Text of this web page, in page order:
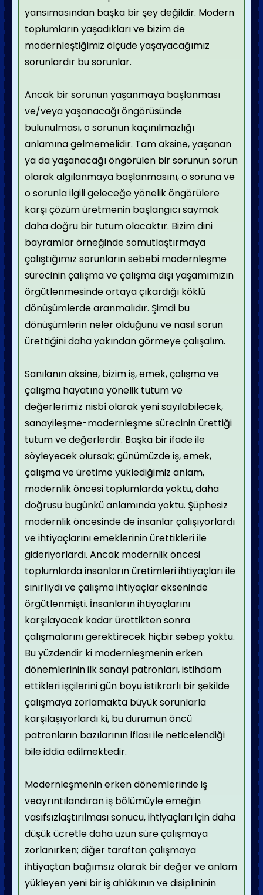
yansımasından başka bir şey değildir. Modern
toplumların yaşadıkları ve bizim de
modernleştiğimiz ölçüde yaşayacağımız
sorunlardır bu sorunlar.
Ancak bir sorunun yaşanmaya başlanması
ve/veya yaşanacağı öngörüsünde
bulunulması, o sorunun kaçınılmazlığı
anlamına gelmemelidir. Tam aksine, yaşanan
ya da yaşanacağı öngörülen bir sorunun sorun
olarak algılanmaya başlanmasını, o soruna ve
o sorunla ilgili geleceğe yönelik öngörülere
karşı çözüm üretmenin başlangıcı saymak
daha doğru bir tutum olacaktır. Bizim dini
bayramlar örneğinde somutlaştırmaya
çalıştığımız sorunların sebebi modernleşme
sürecinin çalışma ve çalışma dışı yaşamımızın
örgütlenmesinde ortaya çıkardığı köklü
dönüşümlerde aranmalıdır. Şimdi bu
dönüşümlerin neler olduğunu ve nasıl sorun
ürettiğini daha yakından görmeye çalışalım.
Sanılanın aksine, bizim iş, emek, çalışma ve
çalışma hayatına yönelik tutum ve
değerlerimiz nisbî olarak yeni sayılabilecek,
sanayileşme-modernleşme sürecinin ürettiği
tutum ve değerlerdir. Başka bir ifade ile
söyleyecek olursak; günümüzde iş, emek,
çalışma ve üretime yüklediğimiz anlam,
modernlik öncesi toplumlarda yoktu, daha
doğrusu bugünkü anlamında yoktu. Şüphesiz
modernlik öncesinde de insanlar çalışıyorlardı
ve ihtiyaçlarını emeklerinin ürettikleri ile
gideriyorlardı. Ancak modernlik öncesi
toplumlarda insanların üretimleri ihtiyaçları ile
sınırlıydı ve çalışma ihtiyaçlar ekseninde
örgütlenmişti. İnsanların ihtiyaçlarını
karşılayacak kadar ürettikten sonra
çalışmalarını gerektirecek hiçbir sebep yoktu.
Bu yüzdendir ki modernleşmenin erken
dönemlerinin ilk sanayi patronları, istihdam
ettikleri işçilerini gün boyu istikrarlı bir şekilde
çalışmaya zorlamakta büyük sorunlarla
karşılaşıyorlardı ki, bu durumun öncü
patronların bazılarının iflası ile neticelendiği
bile iddia edilmektedir.
Modernleşmenin erken dönemlerinde iş
veayrıntılandıran iş bölümüyle emeğin
vasıfsızlaştırılması sonucu, ihtiyaçları için daha
düşük ücretle daha uzun süre çalışmaya
zorlanırken; diğer taraftan çalışmaya
ihtiyaçtan bağımsız olarak bir değer ve anlam
yükleyen yeni bir iş ahlâkının ve disiplininin